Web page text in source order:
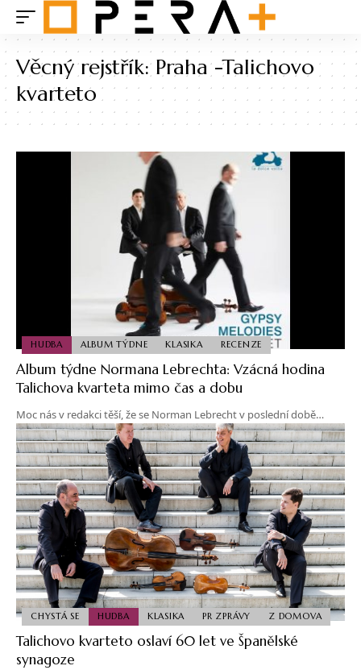
Věcný rejstřík:Praha -Talichovo
kvarteto
HUDBA ALBUM TÝDNE KLASIKA RECENZE
Album týdne Normana Lebrechta: Vzácná hodina
Talichova kvarteta mimo čas a dobu
Moc nás v redakci těší, že se Norman Lebrecht v poslední době…
CHYSTÁ SE HUDBA KLASIKA PR ZPRÁVY Z DOMOVA
Talichovo kvarteto oslaví 60 let ve Španělské
synagoze